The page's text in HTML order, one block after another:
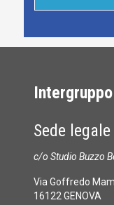
Sede legale
c/o Studio Buzzo
Via Goffredo
16122 GENOVA